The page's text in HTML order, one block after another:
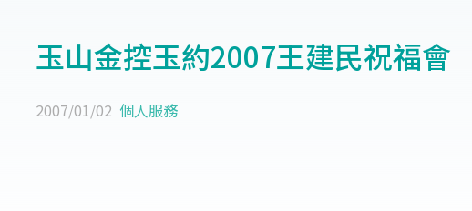
玉山金控玉約2007王建民祝福會
2007/01/02 個人服務